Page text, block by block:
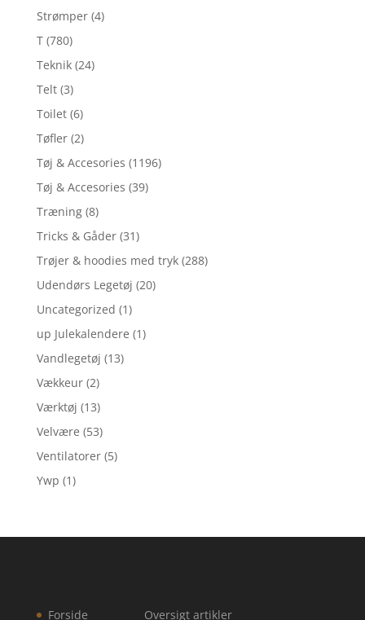
Strømper (4)
T (780)
Teknik (24)
Telt (3)
Toilet (6)
Tøfler (2)
Tøj & Accesories (1196)
Tøj & Accesories (39)
Træning (8)
Tricks & Gåder (31)
Trøjer & hoodies med tryk (288)
Udendørs Legetøj (20)
Uncategorized (1)
up Julekalendere (1)
Vandlegetøj (13)
Vækkeur (2)
Værktøj (13)
Velvære (53)
Ventilatorer (5)
Ywp (1)
Forside
Oversigt artikler